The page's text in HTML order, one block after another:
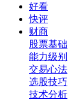
好看
快评
财商
股票基础
能力级别
交易心法
选股技巧
技术分析